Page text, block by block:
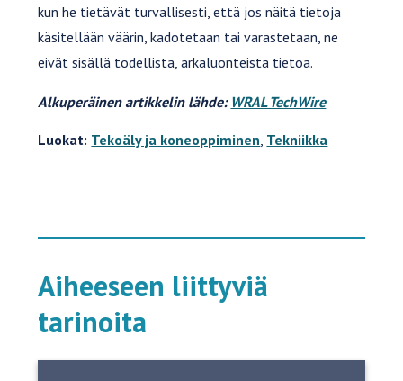
kun he tietävät turvallisesti, että jos näitä tietoja
käsitellään väärin, kadotetaan tai varastetaan, ne
eivät sisällä todellista, arkaluonteista tietoa.
Alkuperäinen artikkelin lähde: WRAL TechWire
Luokat: Tekoäly ja koneoppiminen Tekniikka
Aiheeseen liittyviä
tarinoita